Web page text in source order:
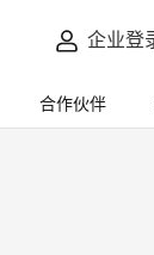
企业登
合作伙伴